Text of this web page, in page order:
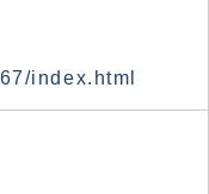
index.html